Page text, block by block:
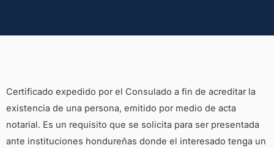
Certificado expedido por el Consulado a fin de acreditar la
existencia de una persona, emitido por medio de acta
notarial. Es un requisito que se solicita para ser presentada
ante instituciones hondureñas donde el interesado tenga un